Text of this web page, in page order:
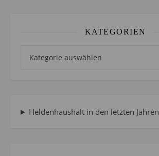
KATEGORIEN
Heldenhaushalt in den letzten Jahren